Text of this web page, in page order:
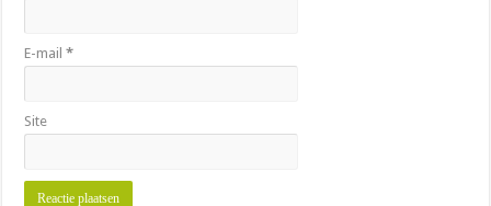
E-mail*
Site